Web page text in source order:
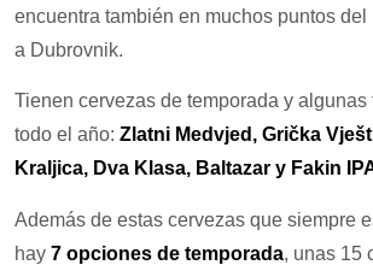
encuentra también en muchos puntos
a Dubrovnik.
Tienen cervezas de temporada y algunas
todo el año: Zlatni Medvjed, Grička
Kraljica, Dva Klasa, Baltazar y Fakin
Además de estas cervezas que siempre
hay 7 opciones de temporada, unas 15